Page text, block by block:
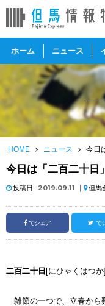
ホーム ニュース
HOME ニュース 今日
今日は「二百二十日」
投稿日 : 2019.09.11 ｜ 但馬
でシェア で
二百二十日 [にひゃくはつか]
雑節の一つで、立春から